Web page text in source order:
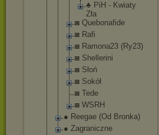
♣ PiH - Kwiaty
Zła
◙ Quebonafide
◙ Rafi
◙ Ramona23 (Ry23)
◙ Shellerini
◙ Słoń
◙ Sokół
◙ Tede
◙ WSRH
● Reegae (Od Bronka)
● Zagraniczne